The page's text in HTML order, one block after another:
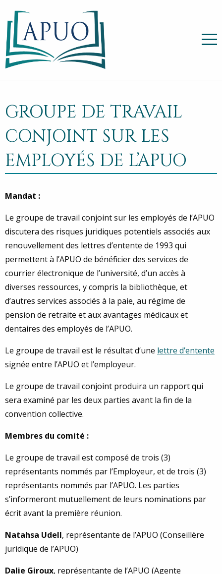
GROUPE DE TRAVAIL
CONJOINT SUR LES
EMPLOYÉS DE L’APUO
Mandat :
Le groupe de travail conjoint sur les employés de l’APUO
discutera des risques juridiques potentiels associés aux
renouvellement des lettres d’entente de 1993 qui
permettent à l’APUO de bénéficier des services de
courrier électronique de l’université, d’un accès à
diverses ressources, y compris la bibliothèque, et
d’autres services associés à la paie, au régime de
pension de retraite et aux avantages médicaux et
dentaires des employés de l’APUO.
Le groupe de travail est le résultat d’une lettre d’entente
signée entre l’APUO et l’employeur.
Le groupe de travail conjoint produira un rapport qui
sera examiné par les deux parties avant la fin de la
convention collective.
Membres du comité :
Le groupe de travail est composé de trois (3)
représentants nommés par l’Employeur, et de trois (3)
représentants nommés par l’APUO. Les parties
s’informeront mutuellement de leurs nominations par
écrit avant la première réunion.
Natahsa Udell, représentante de l’APUO (Conseillère
juridique de l’APUO)
Dalie Giroux, représentante de l’APUO (Agente